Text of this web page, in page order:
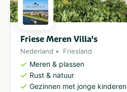
Friese Meren Villa's
Nederland Friesland
Meren & plassen
Rust & natuur
Gezinnen met jonge kinderen